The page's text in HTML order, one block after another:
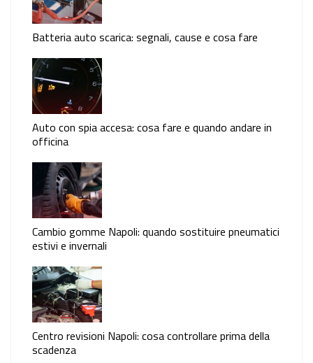
Batteria auto scarica: segnali, cause e cosa fare
Auto con spia accesa: cosa fare e quando andare in
officina
Cambio gomme Napoli: quando sostituire pneumatici
estivi e invernali
Centro revisioni Napoli: cosa controllare prima della
scadenza